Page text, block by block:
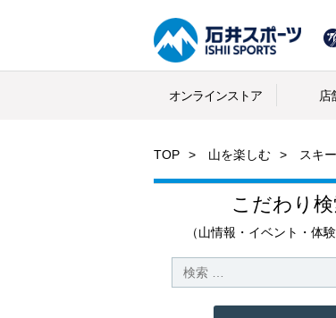
オンラインストア 店
TOP 山を楽しむ スキ
こだわり
（山情報・イベント・体